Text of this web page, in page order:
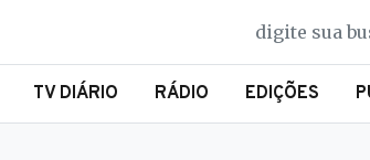
TV DIÁRIO RÁDIO EDIÇÕES